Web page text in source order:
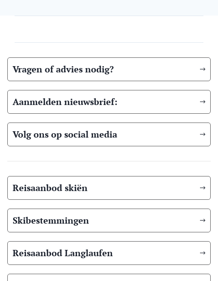
Vragen of advies nodig?
Aanmelden nieuwsbrief:
Volg ons op social media
Reisaanbod skiën
Skibestemmingen
Reisaanbod Langlaufen